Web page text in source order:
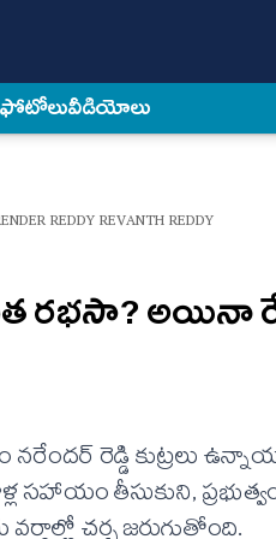
ఫోటోలువీడియోలు
REDDY REVANTH REDDY
రభసా? అయినా
రెడ్డి కుట్రలు
సహాయం తీసుకుని,